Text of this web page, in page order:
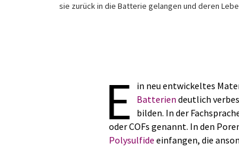
sie zurück in die Batterie gelangen und deren
E in neu entwickeltes
Batterien deutlich
bilden. In der
oder COFs genannt. In den
Polysulfide einfangen, die